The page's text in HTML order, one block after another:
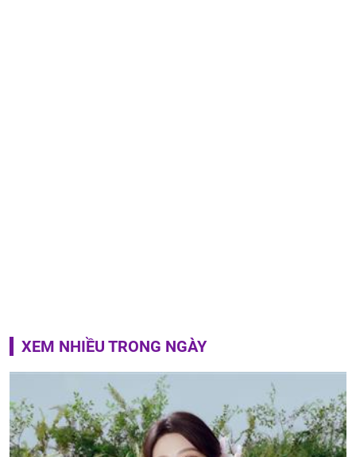
XEM NHIỀU TRONG NGÀY